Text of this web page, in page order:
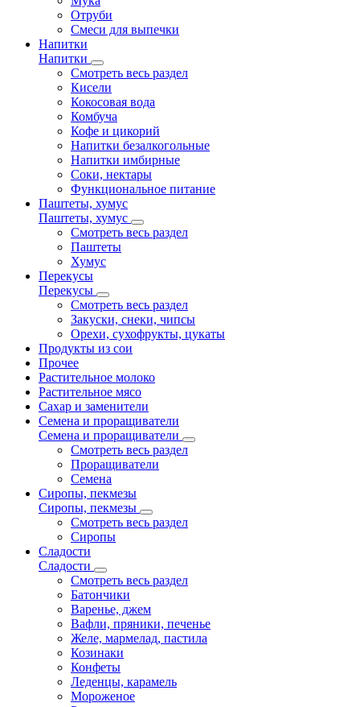
Отруби
Смеси для выпечки
Напитки
Напитки
Смотреть весь раздел
Кисели
Кокосовая вода
Комбуча
Кофе и цикорий
Напитки безалкогольные
Напитки имбирные
Соки, нектары
Функциональное питание
Паштеты, хумус
Паштеты, хумус
Смотреть весь раздел
Паштеты
Хумус
Перекусы
Перекусы
Смотреть весь раздел
Закуски, снеки, чипсы
Орехи, сухофрукты, цукаты
Продукты из сои
Прочее
Растительное молоко
Растительное мясо
Сахар и заменители
Семена и проращиватели
Семена и проращиватели
Смотреть весь раздел
Проращиватели
Семена
Сиропы, пекмезы
Сиропы, пекмезы
Смотреть весь раздел
Сиропы
Сладости
Сладости
Смотреть весь раздел
Батончики
Варенье, джем
Вафли, пряники, печенье
Желе, мармелад, пастила
Козинаки
Конфеты
Леденцы, карамель
Мороженое